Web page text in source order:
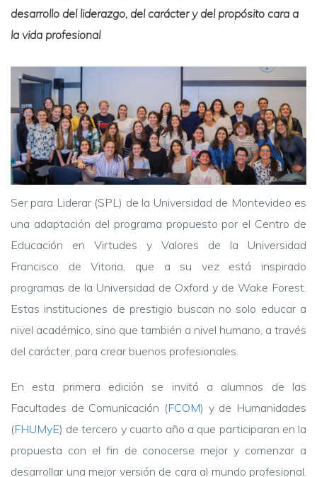
desarrollo del liderazgo, del carácter y del propósito cara a
la vida profesional
Ser para Liderar (SPL) de la Universidad de Montevideo es
una adaptación del programa propuesto por el Centro de
Educación en Virtudes y Valores de la Universidad
Francisco de Vitoria, que a su vez está inspirado
programas de la Universidad de Oxford y de Wake Forest.
Estas instituciones de prestigio buscan no solo educar a
nivel académico, sino que también a nivel humano, a través
del carácter, para crear buenos profesionales.
En esta primera edición se invitó a alumnos de las
Facultades de Comunicación (FCOM) y de Humanidades
(FHUMyE) de tercero y cuarto año a que participaran en la
propuesta con el fin de conocerse mejor y comenzar a
desarrollar una mejor versión de cara al mundo profesional.